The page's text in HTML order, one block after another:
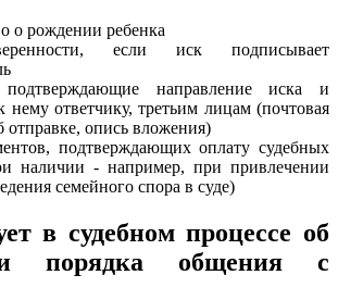
о рождении ребенка
если иск подписывает
подтверждающие направление иска и
нему ответчику, третьим лицам (почтовая
отправке, опись вложения)
подтверждающих оплату судебных
наличии - например, при привлечении
семейного спора в суде)
в судебном процессе об
порядка общения с